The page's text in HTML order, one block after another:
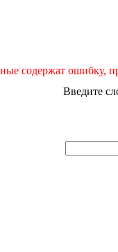
содержат ошибку,
Введите